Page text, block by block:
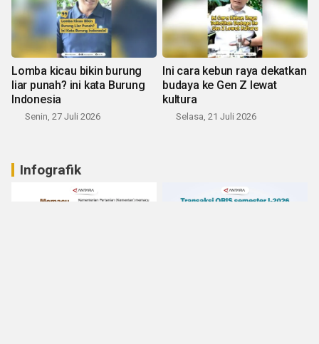
Lomba kicau bikin burung
liar punah? ini kata Burung
Indonesia
Senin, 27 Juli 2026
Ini cara kebun raya dekatkan
budaya ke Gen Z lewat
kultura
Selasa, 21 Juli 2026
Infografik